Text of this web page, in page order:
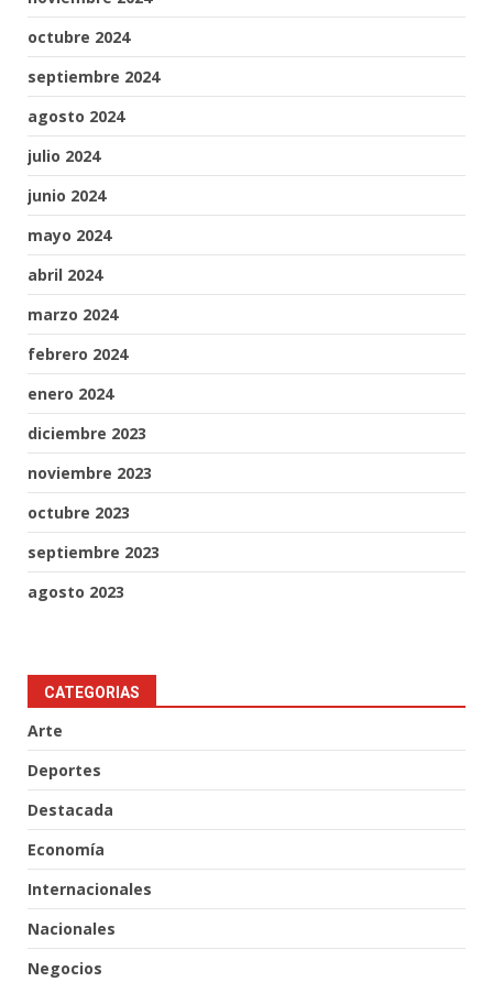
octubre 2024
septiembre 2024
agosto 2024
julio 2024
junio 2024
mayo 2024
abril 2024
marzo 2024
febrero 2024
enero 2024
diciembre 2023
noviembre 2023
octubre 2023
septiembre 2023
agosto 2023
CATEGORIAS
Arte
Deportes
Destacada
Economía
Internacionales
Nacionales
Negocios